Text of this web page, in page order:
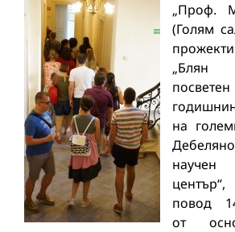
„Проф.
(Голям
„Блян
на
повод
от